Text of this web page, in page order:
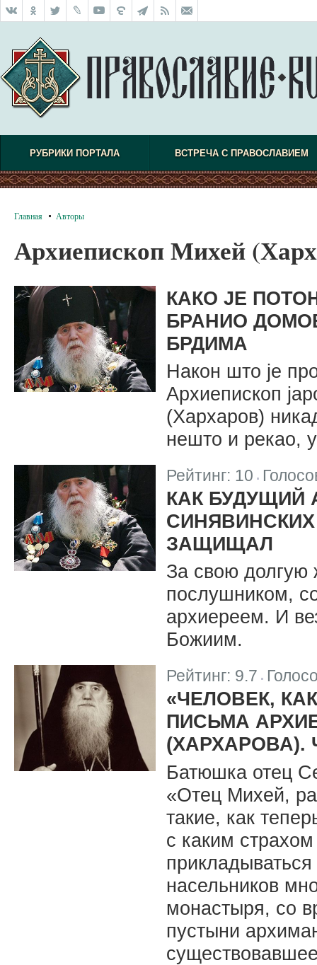
РУБРИКИ ПОРТАЛА ВСТРЕЧА С ПРАВОСЛАВИЕМ
Главная Авторы
Архиепископ Михей
КАКО ЈЕ
БРАНИО
БРДИМА
Након што је
Архиепископ
(Хархаров)
нешто и рекао,
Рейтинг: 10
КАК БУДУЩИЙ
ЗАЩИЩАЛ
За свою долгую
послушником,
архиереем. И
Божиим.
Рейтинг: 9.7
«ЧЕЛОВЕК,
ПИСЬМА
(ХАРХАРОВА).
Батюшка отец
«Отец Михей,
такие, как
с каким
насельников
монастыря, со
пустыни